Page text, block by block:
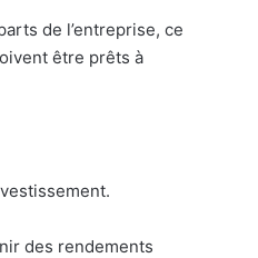
de l’entreprise, ce
être prêts à
des rendements